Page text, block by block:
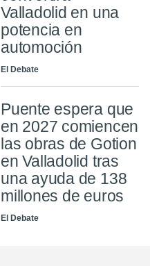
Valladolid en una
potencia en
automoción
El Debate
Puente espera que
en 2027 comiencen
las obras de Gotion
en Valladolid tras
una ayuda de 138
millones de euros
El Debate